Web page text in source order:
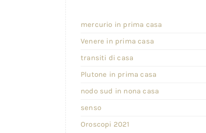
mercurio in prima casa
Venere in prima casa
transiti di casa
Plutone in prima casa
nodo sud in nona casa
senso
Oroscopi 2021